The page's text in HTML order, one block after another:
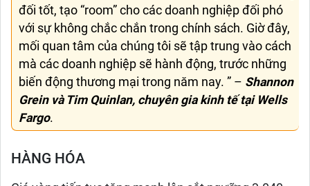
đối tốt, tạo “room” cho các doanh nghiệp đối phó
với sự không chắc chắn trong chính sách. Giờ đây,
mối quan tâm của chúng tôi sẽ tập trung vào cách
mà các doanh nghiệp sẽ hành động, trước những
biến động thương mại trong năm nay. ” – Shannon
Grein và Tim Quinlan, chuyên gia kinh tế tại Wells
Fargo.
HÀNG HÓA